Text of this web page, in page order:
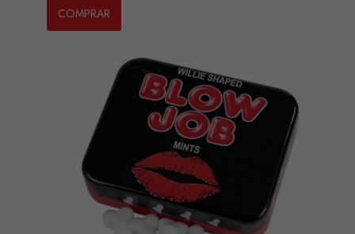
COMPRAR